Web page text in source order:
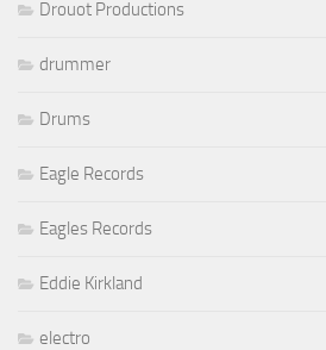
Drouot Productions
drummer
Drums
Eagle Records
Eagles Records
Eddie Kirkland
electro